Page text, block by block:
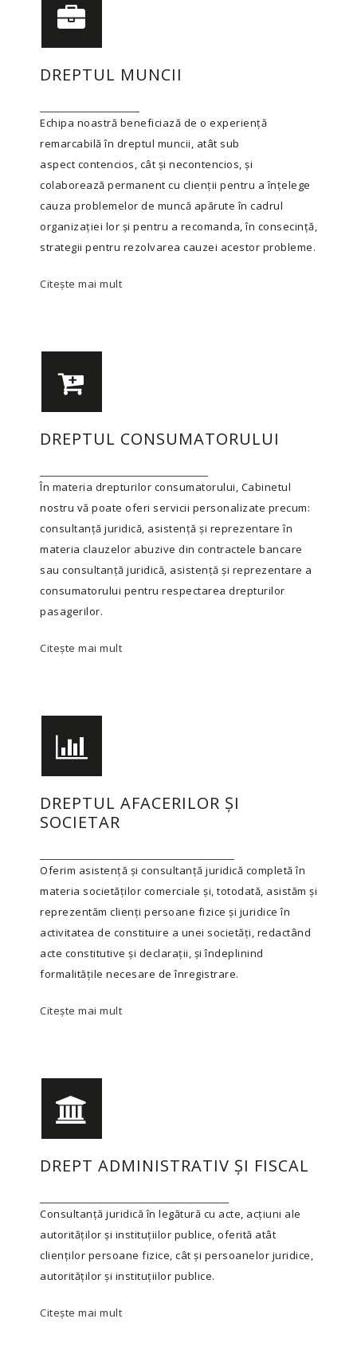
DREPTUL MUNCII
Echipa noastră beneficiază de o experienţă
remarcabilă în dreptul muncii, atât sub
aspect contencios, cât şi necontencios, şi
colaborează permanent cu clienţii pentru a înţelege
cauza problemelor de muncă apărute în cadrul
organizaţiei lor şi pentru a recomanda, în consecinţă,
strategii pentru rezolvarea cauzei acestor probleme.
Citește mai mult
DREPTUL CONSUMATORULUI
În materia drepturilor consumatorului, Cabinetul
nostru vă poate oferi servicii personalizate precum:
consultanță juridică, asistență și reprezentare în
materia clauzelor abuzive din contractele bancare
sau consultanță juridică, asistență și reprezentare a
consumatorului pentru respectarea drepturilor
pasagerilor.
Citește mai mult
DREPTUL AFACERILOR ȘI
SOCIETAR
Oferim asistență și consultanță juridică completă în
materia societăților comerciale și, totodată, asistăm și
reprezentăm clienți persoane fizice și juridice în
activitatea de constituire a unei societăți, redactând
acte constitutive și declarații, și îndeplinind
formalitățile necesare de înregistrare.
Citește mai mult
DREPT ADMINISTRATIV ȘI FISCAL
Consultanță juridică în legătură cu acte, acțiuni ale
autorităților și instituțiilor publice, oferită atât
clienților persoane fizice, cât și persoanelor juridice,
autorităților și instituțiilor publice.
Citește mai mult